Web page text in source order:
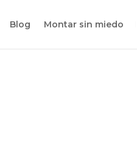
Blog Montar sin miedo